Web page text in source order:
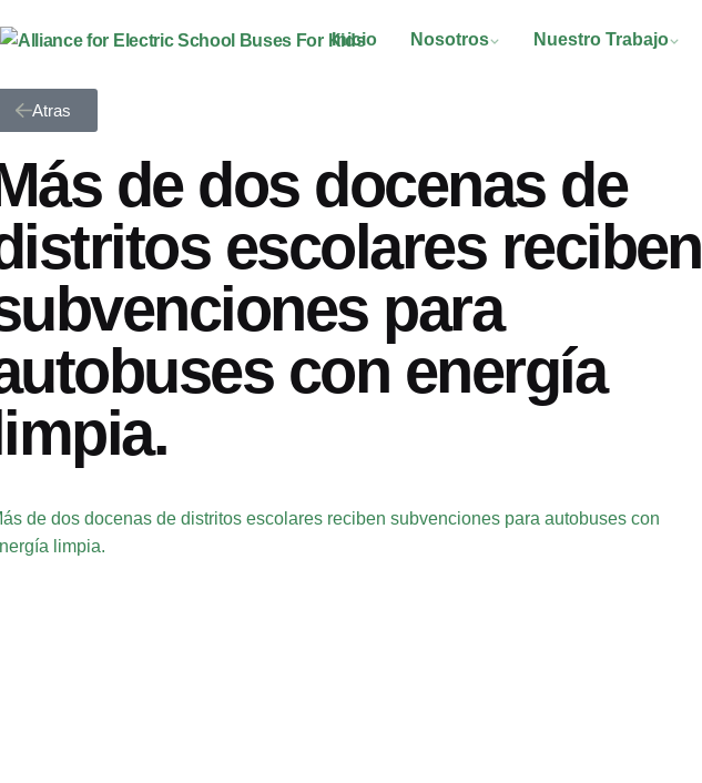
Inicio Nosotros Nuestro Trabajo
Atras
de dos docenas de
escolares reciben
para
con energía
de dos docenas de distritos escolares reciben subvenciones para autobuses con
limpia.